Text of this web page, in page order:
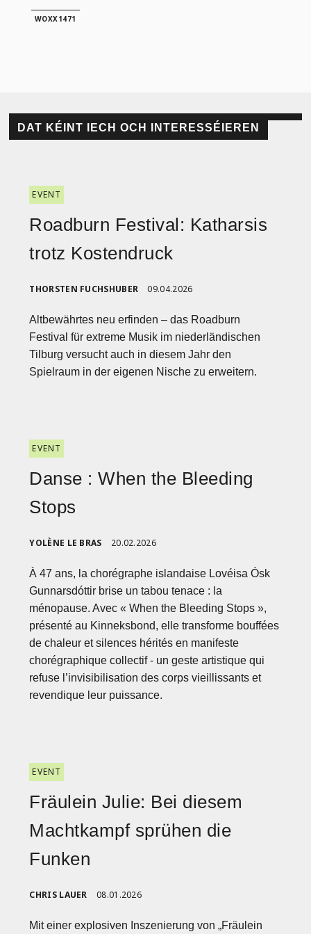
WOXX1471
DAT KÉINT IECH OCH INTERESSÉIEREN
EVENT
Roadburn Festival: Katharsis
trotz Kostendruck
THORSTEN FUCHSHUBER 09.04.2026
Altbewährtes neu erfinden – das Roadburn
Festival für extreme Musik im niederländischen
Tilburg versucht auch in diesem Jahr den
Spielraum in der eigenen Nische zu erweitern.
EVENT
Danse : When the Bleeding
Stops
YOLÈNE LE BRAS 20.02.2026
À 47 ans, la chorégraphe islandaise Lovéisa Ósk
Gunnarsdóttir brise un tabou tenace : la
ménopause. Avec « When the Bleeding Stops »,
présenté au Kinneksbond, elle transforme bouffées
de chaleur et silences hérités en manifeste
chorégraphique collectif - un geste artistique qui
refuse l’invisibilisation des corps vieillissants et
revendique leur puissance.
EVENT
Fräulein Julie: Bei diesem
Machtkampf sprühen die
Funken
CHRIS LAUER 08.01.2026
Mit einer explosiven Inszenierung von „Fräulein